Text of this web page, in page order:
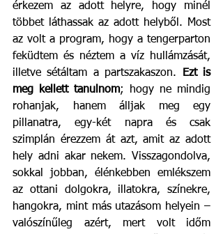
érkezem az adott helyre, hogy minél
többet láthassak az adott helyből. Most
az volt a program, hogy a tengerparton
feküdtem és néztem a víz hullámzását,
illetve sétáltam a partszakaszon.
Ezt is
meg kellett tanulnom; hogy ne mindig
rohanjak, hanem álljak meg egy
pillanatra, egy-két napra és csak
szimplán érezzem át azt, amit az adott
hely adni akar nekem. Visszagondolva,
sokkal jobban, élénkebben emlékszem
az ottani dolgokra, illatokra, színekre,
hangokra, mint más utazásom helyein –
valószínűleg azért, mert volt időm